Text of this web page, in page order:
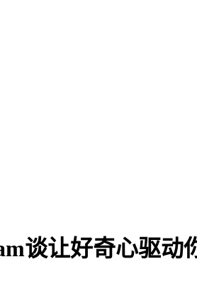
谈让好奇心驱动